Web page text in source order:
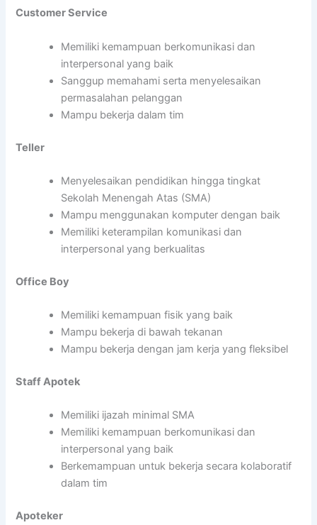
Customer Service
Memiliki kemampuan berkomunikasi dan
interpersonal yang baik
Sanggup memahami serta menyelesaikan
permasalahan pelanggan
Mampu bekerja dalam tim
Teller
Menyelesaikan pendidikan hingga tingkat
Sekolah Menengah Atas (SMA)
Mampu menggunakan komputer dengan baik
Memiliki keterampilan komunikasi dan
interpersonal yang berkualitas
Office Boy
Memiliki kemampuan fisik yang baik
Mampu bekerja di bawah tekanan
Mampu bekerja dengan jam kerja yang fleksibel
Staff Apotek
Memiliki ijazah minimal SMA
Memiliki kemampuan berkomunikasi dan
interpersonal yang baik
Berkemampuan untuk bekerja secara kolaboratif
dalam tim
Apoteker